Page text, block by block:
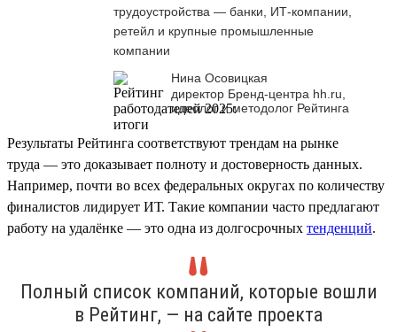
трудоустройства — банки, ИТ-компании,
ретейл и крупные промышленные
компании
Нина Осовицкая
директор Бренд-центра hh.ru,
идеолог и методолог Рейтинга
Результаты Рейтинга соответствуют трендам на рынке
труда — это доказывает полноту и достоверность данных.
Например, почти во всех федеральных округах по количеству
финалистов лидирует ИТ. Такие компании часто предлагают
работу на удалёнке — это одна из долгосрочных тенденций.
Полный список компаний, которые вошли
в Рейтинг, — на сайте проекта